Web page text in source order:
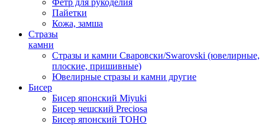
Фетр для рукоделия
Пайетки
Кожа, замша
Стразы
камни
Стразы и камни Сваровски/Swarovski (ювелирные,
плоские, пришивные)
Ювелирные стразы и камни другие
Бисер
Бисер японский Miyuki
Бисер чешский Preciosa
Бисер японский TOHO